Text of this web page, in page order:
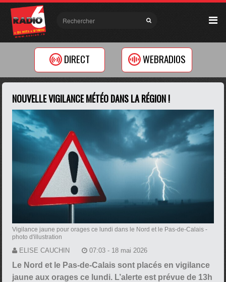
DIRECT WEBRADIOS
NOUVELLE VIGILANCE MÉTÉO DANS LA RÉGION !
Vigilance jaune pour orages ce lundi dans le Nord et le Pas-de-Calais -
photo d'illustration
ELISE CAUCHIN 07:03 - 18 mai 2026
Le Nord et le Pas-de-Calais sont placés en vigilance
jaune aux orages ce lundi. L’alerte est prévue de 13h